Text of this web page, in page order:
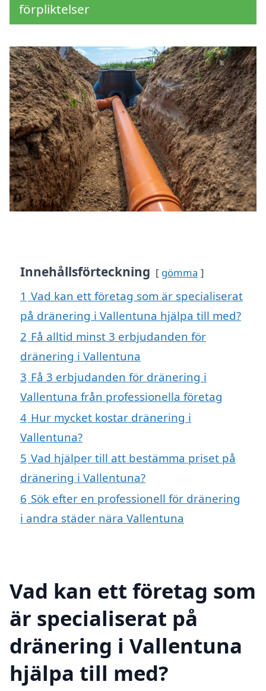
förpliktelser
Innehållsförteckning gömma
1 Vad kan ett företag som är specialiserat
på dränering i Vallentuna hjälpa till med?
2 Få alltid minst 3 erbjudanden för
dränering i Vallentuna
3 Få 3 erbjudanden för dränering i
Vallentuna från professionella företag
4 Hur mycket kostar dränering i
Vallentuna?
5 Vad hjälper till att bestämma priset på
dränering i Vallentuna?
6 Sök efter en professionell för dränering
i andra städer nära Vallentuna
Vad kan ett företag som
är specialiserat på
dränering i Vallentuna
hjälpa till med?